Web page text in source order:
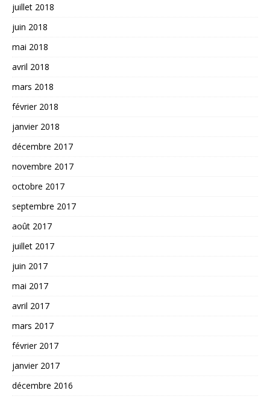
juillet 2018
juin 2018
mai 2018
avril 2018
mars 2018
février 2018
janvier 2018
décembre 2017
novembre 2017
octobre 2017
septembre 2017
août 2017
juillet 2017
juin 2017
mai 2017
avril 2017
mars 2017
février 2017
janvier 2017
décembre 2016